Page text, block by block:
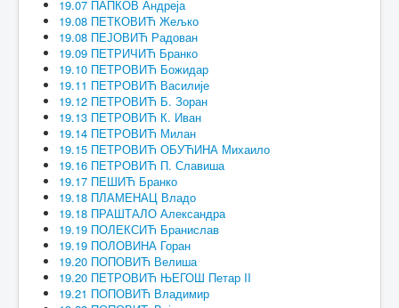
19.07 ПАПКОВ Андреја
19.08 ПЕТКОВИЋ Жељко
19.08 ПЕЈОВИЋ Радован
19.09 ПЕТРИЧИЋ Бранко
19.10 ПЕТРОВИЋ Божидар
19.11 ПЕТРОВИЋ Василије
19.12 ПЕТРОВИЋ Б. Зоран
19.13 ПЕТРОВИЋ К. Иван
19.14 ПЕТРОВИЋ Милан
19.15 ПЕТРОВИЋ ОБУЋИНА Михаило
19.16 ПЕТРОВИЋ П. Славиша
19.17 ПЕШИЋ Бранко
19.18 ПЛАМЕНАЦ Владо
19.18 ПРАШТАЛО Александра
19.19 ПОЛЕКСИЋ Бранислав
19.19 ПОЛОВИНА Горан
19.20 ПОПОВИЋ Велиша
19.20 ПЕТРОВИЋ ЊЕГОШ Петар II
19.21 ПОПОВИЋ Владимир